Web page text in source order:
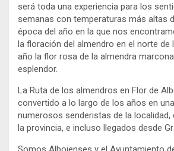
será toda una experiencia para los
semanas con temperaturas más altas
época del año en la que nos
la floración del almendro en el norte de
año la flor rosa de la almendra
esplendor.
La Ruta de los almendros en Flor de
convertido a lo largo de los años en
numerosos senderistas de la
la provincia, e incluso llegados desde